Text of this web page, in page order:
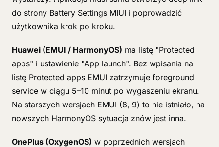
do strony Battery Settings MIUI i poprowadzić
użytkownika krok po kroku.
Huawei (EMUI / HarmonyOS) ma listę "Protected
apps" i ustawienie "App launch". Bez wpisania na
listę Protected apps EMUI zatrzymuje foreground
service w ciągu 5–10 minut po wygaszeniu ekranu.
Na starszych wersjach EMUI (8, 9) to nie istniało, na
nowszych HarmonyOS sytuacja znów jest inna.
OnePlus (OxygenOS) w poprzednich wersjach